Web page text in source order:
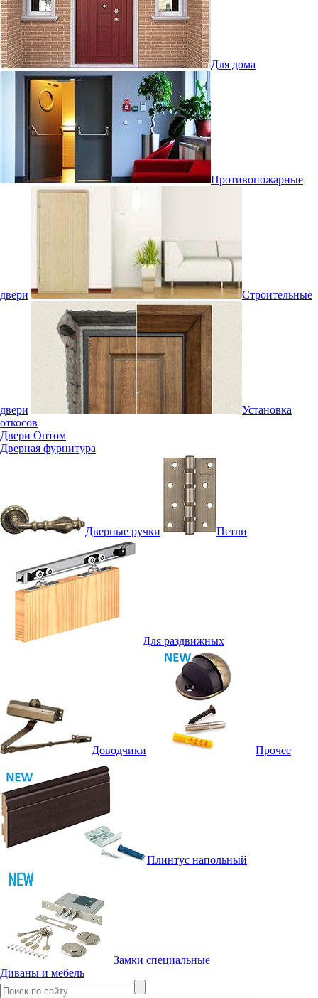
Для дома
Противопожарные
двери Строительные
двери
Установка
откосов
Двери Оптом
Дверная фурнитура
Дверные ручки Петли
Для раздвижных
Доводчики Прочее
Плинтус напольный
Замки специальные
Диваны и мебель